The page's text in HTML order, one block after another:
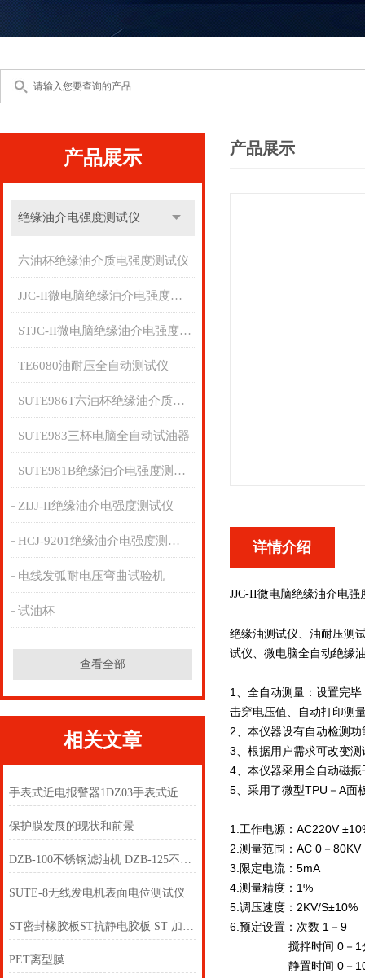
产品展示
绝缘油介电强度测试仪
六油杯绝缘油介质电强度测试仪
JJC-II微电脑绝缘油介电强度测试仪
STJC-II微电脑绝缘油介电强度测试仪
TE6080油耐压全自动测试仪
SUTE986T六油杯绝缘油介质电强度测试仪
SUTE983三杯电脑全自动试油器
SUTE981B绝缘油介电强度测试仪
ZIJJ-II绝缘油介电强度测试仪
HCJ-9201绝缘油介电强度测试仪
电线发弧耐电压弯曲试验机
试油杯
查看全部
相关文章
手表式近电报警器1DZ03手表式近电报警器1DZ8
保护膜发展的现状和前景
DZB-100不锈钢滤油机 DZB-125不锈钢滤油机
SUTE-8无线发电机表面电位测试仪
ST密封橡胶板ST抗静电胶板 ST 加布橡胶板ST夹布耐油膜
PET离型膜
产品展示
详情介绍
JJC-II微电脑绝缘油介电强
绝缘油测试仪、油耐压测
试仪、微电脑全自动绝缘
1、全自动测量：设置完
击穿电压值、自动打印测
2、本仪器设有自动检测
3、根据用户需求可改变
4、本仪器采用全自动磁
5、采用了微型TPU－A面
1.工作电源：AC220V
2.测量范围：AC 0－80KV
3.限定电流：5mA
4.测量精度：1%
5.调压速度：2KV/S±10%
6.预定设置：次数 1－9
搅拌时间 0－1分
静置时间 0－10